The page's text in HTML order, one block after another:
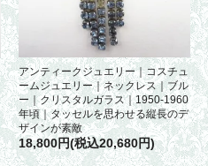
アンティークジュエリー｜コスチュ
ームジュエリー｜ネックレス｜ブル
ー｜クリスタルガラス｜1950-1960
年頃｜タッセルを思わせる縦長のデ
ザインが素敵
18,800円(税込20,680円)